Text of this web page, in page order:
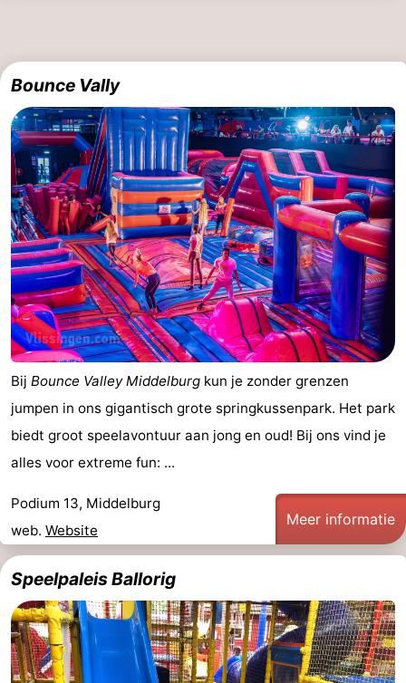
&
Steden
Natuur
Rondleidingen
Sporten
-
Zwembaden
-
Fietsen
-
Wandelen
-
Paardrijden
-
Maneges
-
Golfbanen
drinken
Mondriaan
Toorop
Evenementen
Praktisch
Bounce Vally
Bij Bounce Valley Middelburg kun je zonder grenzen
jumpen in ons gigantisch grote springkussenpark. Het park
biedt groot speelavontuur aan jong en oud! Bij ons vind je
alles voor extreme fun: ...
Podium 13, Middelburg
web. Website
Meer informatie
Speelpaleis Ballorig